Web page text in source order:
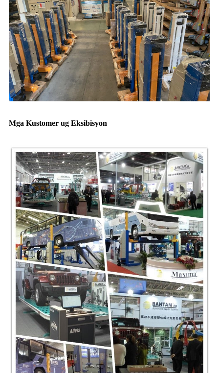
Mga Kustomer ug Eksibisyon